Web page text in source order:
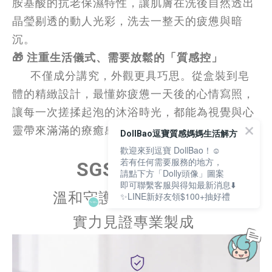
胺基酸的抗老保濕特性，讓肌膚在洗後自然透出
晶瑩剔透的動人光彩，洗去一整天的疲憊與暗
沉。
🎁 注重生活儀式、需要放鬆的「質感控」
體的精緻設計，最懂妳疲憊一天後的心情寫照，
讓每一次搓揉起泡的沐浴時光，都能為視覺與心
靈帶來滿滿的療癒感
。
SGS安心檢驗
溫和守護每一次清潔時光
實力見證專業製成
DollBao逗寶質感媽媽生活解方
歡迎來到逗寶 DollBao！☺️
若有任何需要服務的地方，
請點下方「Dolly頭像」圖案
即可聯繫客服與得知最新消息⬇️
✨LINE新好友領$100+抽好禮